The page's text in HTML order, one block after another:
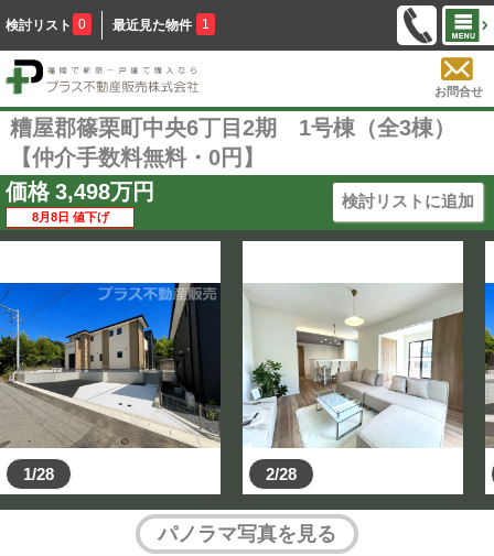
検討リスト 0 最近見た物件 1
お問合せ
糟屋郡篠栗町中央6丁目2期 1号棟（全3棟）
【仲介手数料無料・0円】
価格 3,498万円
8月8日 値下げ
検討リストに追加
1/28 2/28
パノラマ写真を見る